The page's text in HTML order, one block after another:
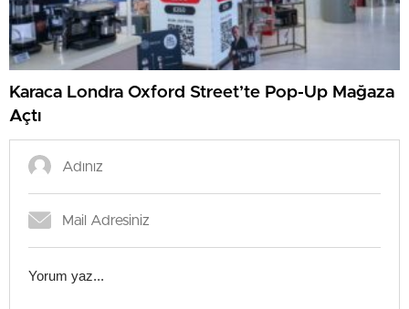
Karaca Londra Oxford Street’te Pop-Up Mağaza
Açtı